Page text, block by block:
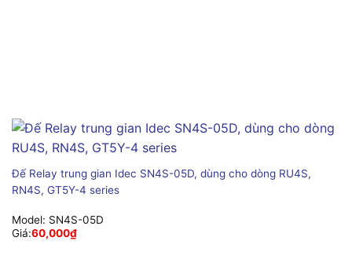
Đế Relay trung gian Idec SN4S-05D, dùng cho dòng RU4S,
RN4S, GT5Y-4 series
Model: SN4S-05D
Giá:60,000₫